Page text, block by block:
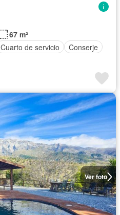
67 m²
Cuarto de servicio
Conserje
Ver foto